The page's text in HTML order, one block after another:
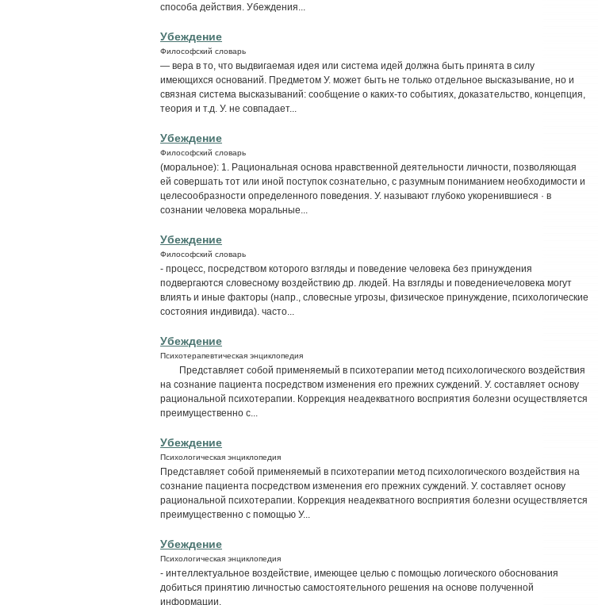
способа действия. Убеждения...
Убеждение
Философский словарь
— вера в то, что выдвигаемая идея или система идей должна быть принята в силу
имеющихся оснований. Предметом У. может быть не только отдельное высказывание, но и
связная система высказываний: сообщение о каких-то событиях, доказательство, концепция,
теория и т.д. У. не совпадает...
Убеждение
Философский словарь
(моральное): 1. Рациональная основа нравственной деятельности личности, позволяющая
ей совершать тот или иной поступок сознательно, с разумным пониманием необходимости и
целесообразности определенного поведения. У. называют глубоко укоренившиеся · в
сознании человека моральные...
Убеждение
Философский словарь
- процесс, посредством которого взгляды и поведение человека без принуждения
подвергаются словесному воздействию др. людей. На взгляды и поведениечеловека могут
влиять и иные факторы (напр., словесные угрозы, физическое принуждение, психологические
состояния индивида). часто...
Убеждение
Психотерапевтическая энциклопедия
Представляет собой применяемый в психотерапии метод психологического воздействия
на сознание пациента посредством изменения его прежних суждений. У. составляет основу
рациональной психотерапии. Коррекция неадекватного восприятия болезни осуществляется
преимущественно с...
Убеждение
Психологическая энциклопедия
Представляет собой применяемый в психотерапии метод психологического воздействия на
сознание пациента посредством изменения его прежних суждений. У. составляет основу
рациональной психотерапии. Коррекция неадекватного восприятия болезни осуществляется
преимущественно с помощью У...
Убеждение
Психологическая энциклопедия
- интеллектуальное воздействие, имеющее целью с помощью логического обоснования
добиться принятию личностью самостоятельного решения на основе полученной
информации.